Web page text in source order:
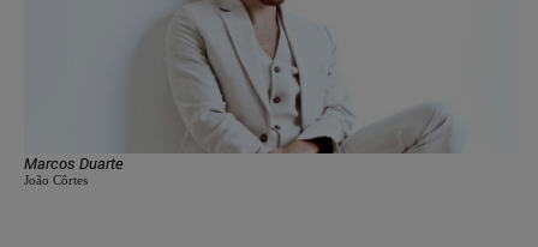
Marcos Duarte
João Côrtes